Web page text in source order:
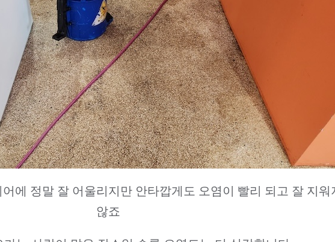
에 정말 잘 어울리지만 안타깝게도 오염이 빨리 되고 잘 지워
않죠